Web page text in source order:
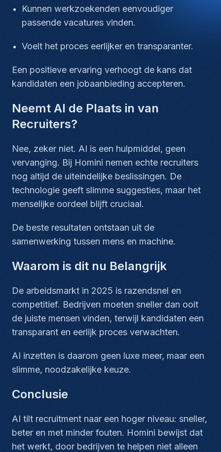
Kunnen werkzoekenden eenvoudiger
passende vacatures vinden.
Voelt het proces eerlijker en transparanter.
Een positieve ervaring verhoogt de kans dat
kandidaten een jobaanbieding accepteren.
Neemt AI de Plaats in van
Recruiters?
Nee, zeker niet. AI is een hulpmiddel, geen
vervanging. Bij Homini nemen echte recruiters
nog altijd de uiteindelijke beslissingen. De
technologie geeft slimme suggesties, maar het
menselijke oordeel blijft cruciaal.
De beste resultaten ontstaan uit de
samenwerking tussen mens en machine.
Waarom is dit nu Belangrijk
De arbeidsmarkt in 2025 is razendsnel en
competitief. Bedrijven moeten sneller dan ooit
de juiste mensen vinden, terwijl kandidaten een
transparant en eerlijk proces verwachten.
AI inzetten is daarom geen luxe meer, maar een
slimme, noodzakelijke keuze.
Conclusie
AI tilt recruitment naar een hoger niveau: sneller,
beter en met minder fouten. Homini bewijst dat
het werkt, door bedrijven te helpen niet alleen